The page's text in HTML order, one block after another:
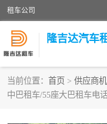
租车公司
隆吉达汽车
当前位置： 首页 > 供应商机
中巴租车/55座大巴租车电
租车公司